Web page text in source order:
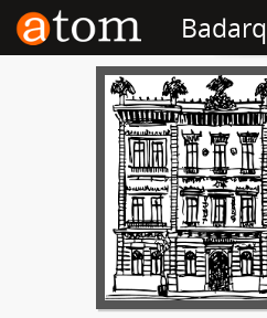
Badarq